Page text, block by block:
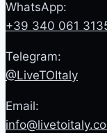
WhatsApp:
+39 340 061
Telegram:
@LiveTOItaly
Email: